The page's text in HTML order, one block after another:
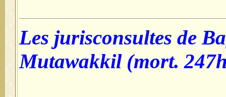
Les jurisconsultes de
Mutawakkil (mort.